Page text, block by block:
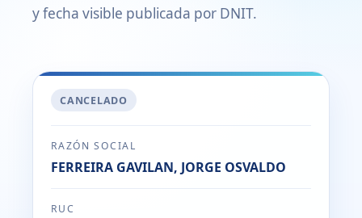
y fecha visible publicada por DNIT.
CANCELADO
RAZÓN SOCIAL
FERREIRA GAVILAN, JORGE OSVALDO
RUC